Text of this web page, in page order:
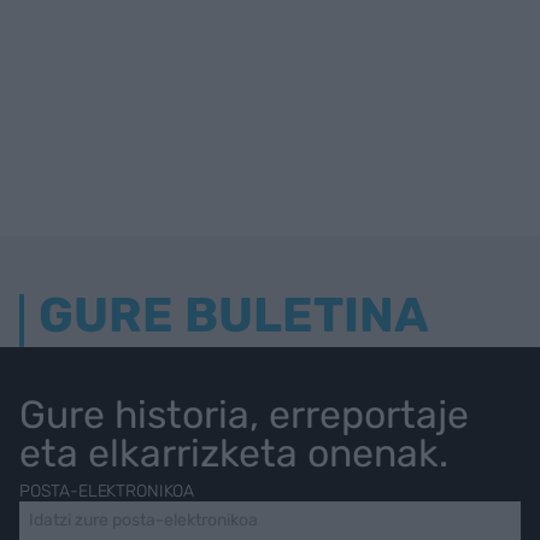
GURE BULETINA
Gure historia, erreportaje
eta elkarrizketa onenak.
POSTA-ELEKTRONIKOA